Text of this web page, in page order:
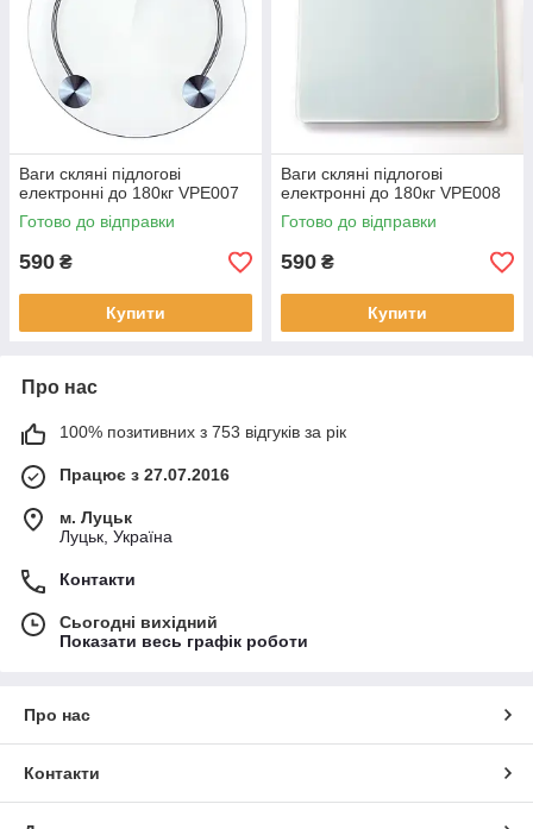
Ваги скляні підлогові
електронні до 180кг VPE007
Готово до відправки
590 ₴
Купити
Ваги скляні підлогові
електронні до 180кг VPE008
Готово до відправки
590 ₴
Купити
Про нас
100% позитивних з 753 відгуків за рік
Працює з 27.07.2016
м. Луцьк
Луцьк, Україна
Контакти
Сьогодні вихідний
Показати весь графік роботи
Про нас
Контакти